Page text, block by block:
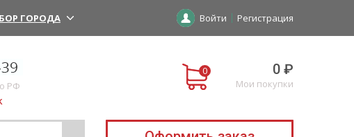
ГОРОДА Войти Регистрация
РФ
0 ₽
Мои покупки